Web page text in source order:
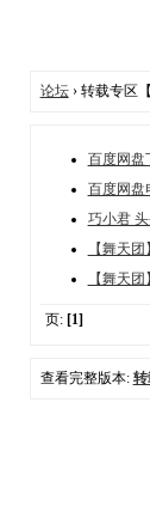
论坛› 转载专区
百度网盘
百度网盘
巧小君
【舞天
【舞天
页: [1]
查看完整版本: 转